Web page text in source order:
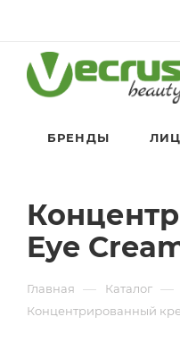
БРЕНДЫ
Eye
Главная — Каталог —
Концентрированный